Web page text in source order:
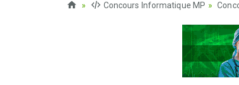
Concours Informatique MP